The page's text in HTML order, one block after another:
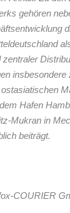
gehören
insbesondere
Hafen
Mukran in
beiträgt.
COURIER